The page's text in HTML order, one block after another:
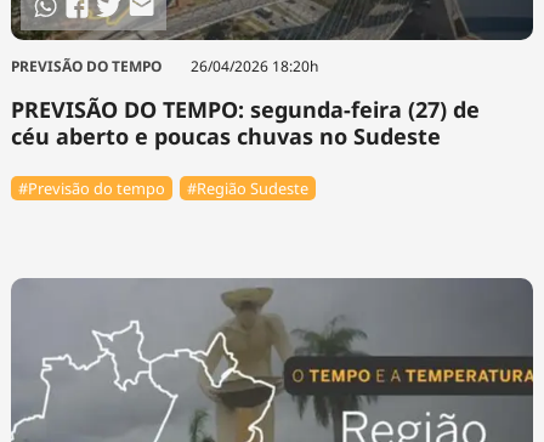
PREVISÃO DO TEMPO 26/04/2026 18:20h
PREVISÃO DO TEMPO: segunda-feira (27) de
céu aberto e poucas chuvas no Sudeste
#Previsão do tempo #Região Sudeste